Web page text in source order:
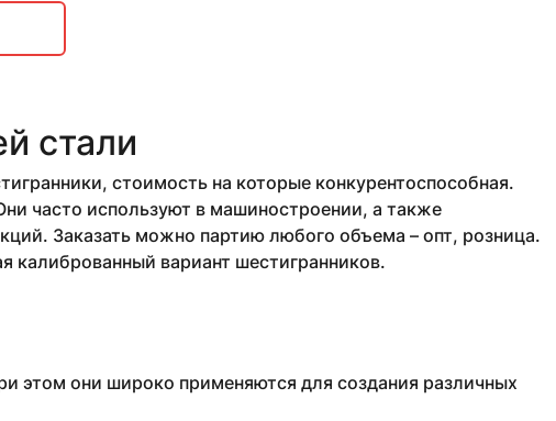
стали
стоимость на которые конкурентоспособная.
часто используют в машиностроении, а также
Заказать можно партию любого объема – опт, розница.
калиброванный вариант шестигранников.
этом они широко применяются для создания различных